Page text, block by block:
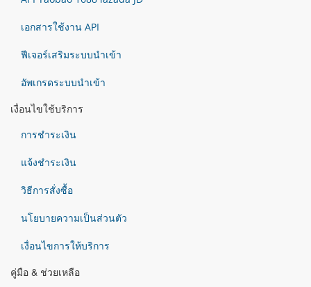
เอกสารใช้งาน API
ฟีเจอร์เสริมระบบนำเข้า
อัพเกรดระบบนำเข้า
เงื่อนไขใช้บริการ
การชำระเงิน
แจ้งชำระเงิน
วิธีการสั่งซื้อ
นโยบายความเป็นส่วนตัว
เงื่อนไขการให้บริการ
คู่มือ & ช่วยเหลือ